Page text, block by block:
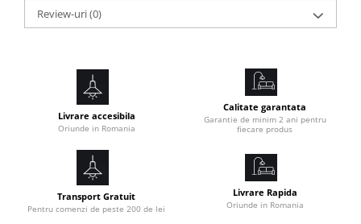
Review-uri(0)
Livrare accesibila
Oriunde in Romania
Calitate garantata
Garantie de minim 2 ani pentru
fiecare produs
Transport Gratuit
Pentru comenzi de peste 200 de lei
Livrare Rapida
Oriunde in Romania